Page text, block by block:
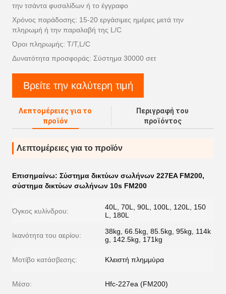
την τσάντα φυσαλίδων ή το έγγραφο
Χρόνος παράδοσης: 15-20 εργάσιμες ημέρες μετά την
πληρωμή ή την παραλαβή της L/C
Όροι πληρωμής: T/T,L/C
Δυνατότητα προσφοράς: Σύστημα 30000 σετ
Βρείτε την καλύτερη τιμή
Λεπτομέρειες για το
προϊόν
Περιγραφή του
προϊόντος
Λεπτομέρειες για το προϊόν
Επισημαίνω: Σύστημα δικτύων σωλήνων 227EA FM200,
σύστημα δικτύων σωλήνων 10s FM200
Όγκος κυλίνδρου:
40L, 70L, 90L, 100L, 120L, 150
L, 180L
Ικανότητα του αερίου:
38kg, 66.5kg, 85.5kg, 95kg, 114k
g, 142.5kg, 171kg
Μοτίβο κατάσβεσης: Κλειστή πλημμύρα
Μέσο: Hfc-227ea (FM200)